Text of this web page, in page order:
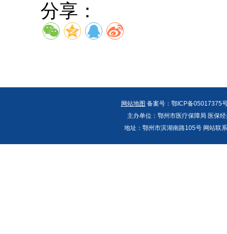
分享：
网站地图 备案号：鄂ICP备05017375
主办单位：鄂州市医疗保障局 医保
地址：鄂州市滨湖南路105号 网站